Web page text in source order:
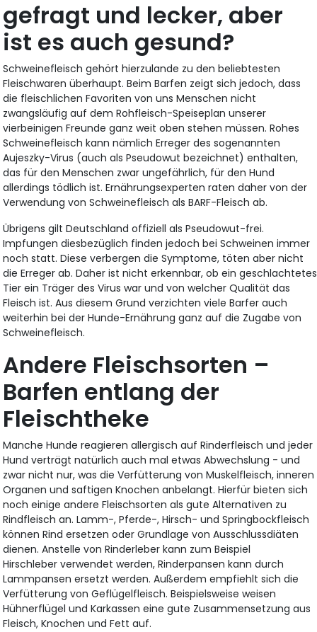
gefragt und lecker, aber
ist es auch gesund?
Schweinefleisch gehört hierzulande zu den beliebtesten
Fleischwaren überhaupt. Beim Barfen zeigt sich jedoch, dass
die fleischlichen Favoriten von uns Menschen nicht
zwangsläufig auf dem Rohfleisch-Speiseplan unserer
vierbeinigen Freunde ganz weit oben stehen müssen. Rohes
Schweinefleisch kann nämlich Erreger des sogenannten
Aujeszky-Virus (auch als Pseudowut bezeichnet) enthalten,
das für den Menschen zwar ungefährlich, für den Hund
allerdings tödlich ist. Ernährungsexperten raten daher von der
Verwendung von Schweinefleisch als BARF-Fleisch ab.
Übrigens gilt Deutschland offiziell als Pseudowut-frei.
Impfungen diesbezüglich finden jedoch bei Schweinen immer
noch statt. Diese verbergen die Symptome, töten aber nicht
die Erreger ab. Daher ist nicht erkennbar, ob ein geschlachtetes
Tier ein Träger des Virus war und von welcher Qualität das
Fleisch ist. Aus diesem Grund verzichten viele Barfer auch
weiterhin bei der Hunde-Ernährung ganz auf die Zugabe von
Schweinefleisch.
Andere Fleischsorten –
Barfen entlang der
Fleischtheke
Manche Hunde reagieren allergisch auf Rinderfleisch und jeder
Hund verträgt natürlich auch mal etwas Abwechslung - und
zwar nicht nur, was die Verfütterung von Muskelfleisch, inneren
Organen und saftigen Knochen anbelangt. Hierfür bieten sich
noch einige andere Fleischsorten als gute Alternativen zu
Rindfleisch an. Lamm-, Pferde-, Hirsch- und Springbockfleisch
können Rind ersetzen oder Grundlage von Ausschlussdiäten
dienen. Anstelle von Rinderleber kann zum Beispiel
Hirschleber verwendet werden, Rinderpansen kann durch
Lammpansen ersetzt werden. Außerdem empfiehlt sich die
Verfütterung von Geflügelfleisch. Beispielsweise weisen
Hühnerflügel und Karkassen eine gute Zusammensetzung aus
Fleisch, Knochen und Fett auf.